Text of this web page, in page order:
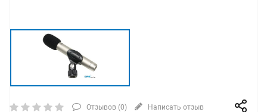
Отзывов (0) Написать отзыв